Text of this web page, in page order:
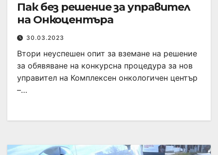
Пак без решение за управител
на Онкоцентъра
30.03.2023
Втори неуспешен опит за вземане на решение
за обявяване на конкурсна процедура за нов
управител на Комплексен онкологичен център
–…